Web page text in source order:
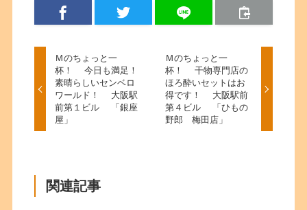
Ｍのちょっと一
杯！ 今日も満足！
素晴らしいセンベロ
ワールド！ 大阪駅
前第１ビル 「銀座
屋」
Ｍのちょっと一
杯！ 干物専門店の
ほろ酔いセットはお
得です！ 大阪駅前
第４ビル 「ひもの
野郎 梅田店」
関連記事